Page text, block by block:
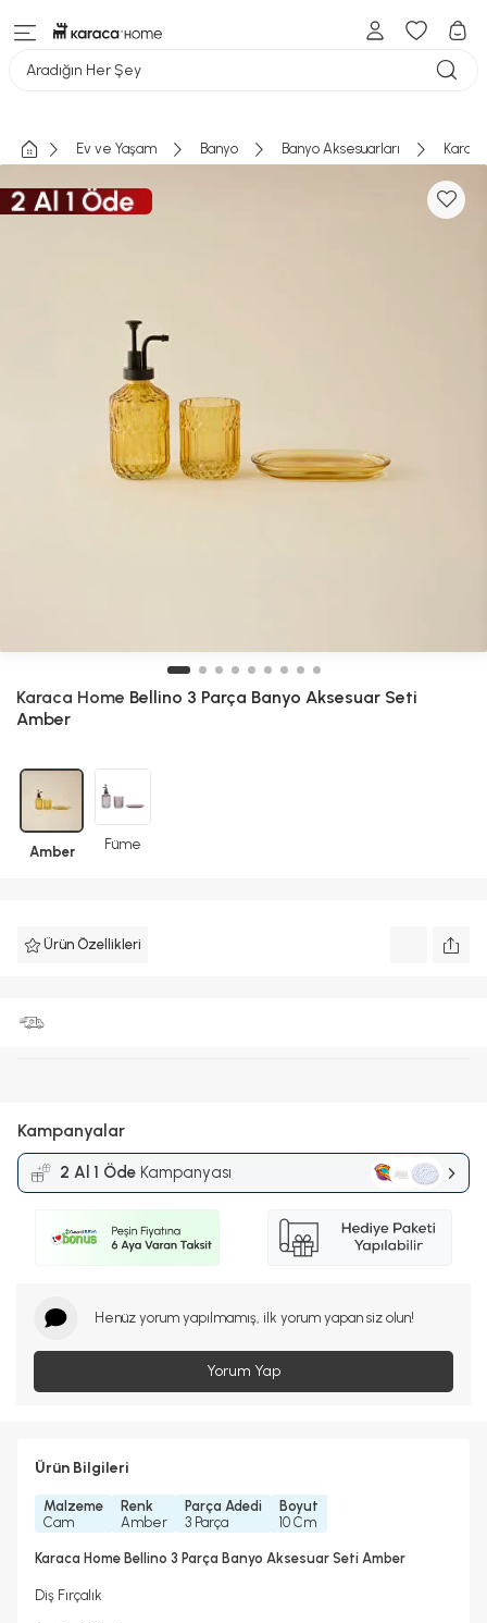
Aradığın Her Şey
Ev ve Yaşam Banyo Banyo Aksesuarları
Karaca Home Bellino 3 Parça Banyo Aksesuar Seti
Amber
Amber Füme
Ürün Özellikleri
Kampanyalar
2 Al 1 Öde Kampanyası
Henüz yorum yapılmamış, ilk yorum yapan siz olun!
Yorum Yap
Ürün Bilgileri
Malzeme
Cam
Renk
Amber
Parça Adedi
3 Parça
Boyut
10 Cm
Karaca Home Bellino 3 Parça Banyo Aksesuar Seti Amber
Diş Fırçalık